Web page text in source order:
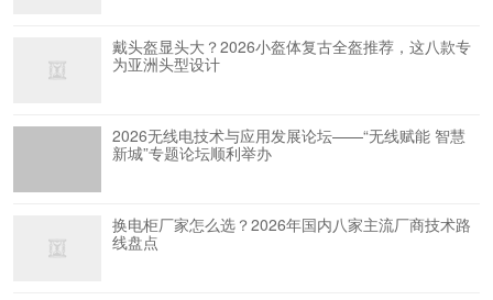
戴头盔显头大？2026小盔体复古全盔推荐，这八款专
为亚洲头型设计
2026无线电技术与应用发展论坛——“无线赋能 智慧
新城”专题论坛顺利举办
换电柜厂家怎么选？2026年国内八家主流厂商技术路
线盘点